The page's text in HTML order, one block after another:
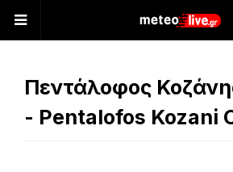
Πεντάλοφος
- Pentalofos Kozani